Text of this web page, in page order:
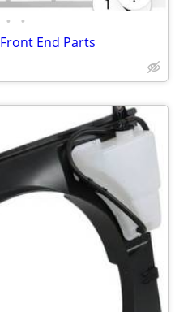
• •
End Parts